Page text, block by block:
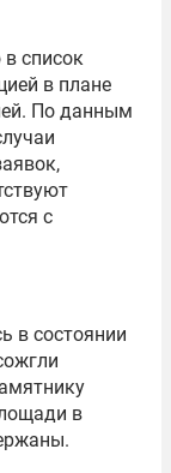
список
в плане
По данным
с
в состоянии
в